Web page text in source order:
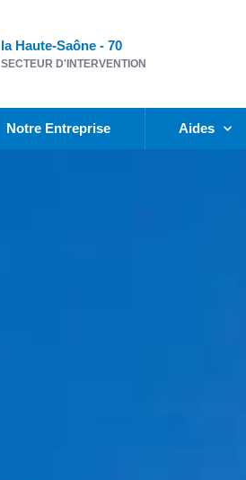
la Haute-Saône - 70
SECTEUR D'INTERVENTION
Notre Entreprise Aides